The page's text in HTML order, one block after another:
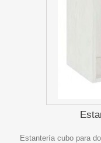
Estantería cubo para